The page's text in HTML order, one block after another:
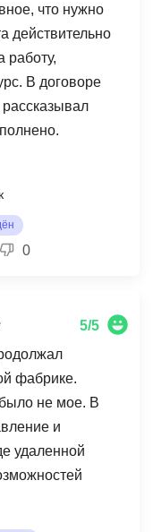
что нужно
действительно
работу,
В договоре
подумать,
и самому
резюме,
0
5/5
фабрике.
не мое. В
и
удаленной
про бонусы